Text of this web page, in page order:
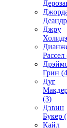
Джру
Рассел
Грин
Дуг
(3)
Дэвин
Букер
Кайл